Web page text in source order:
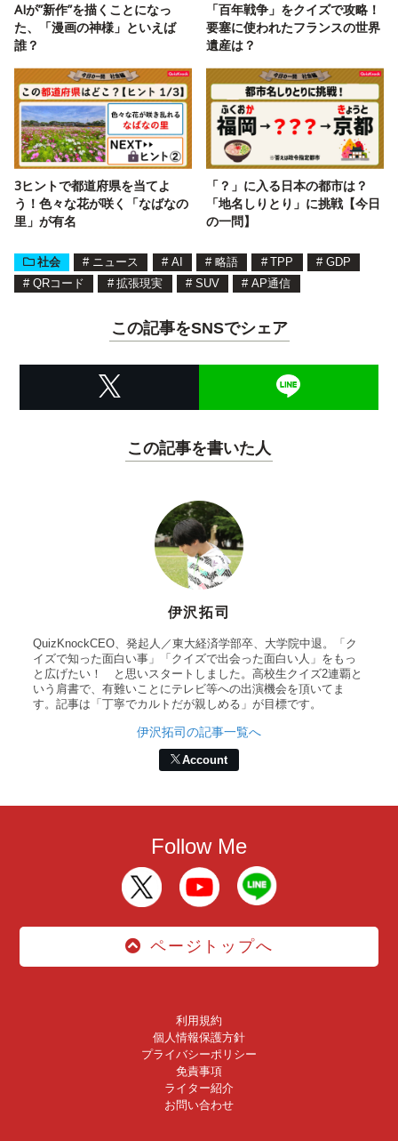
AIが”新作”を描くことになっ
た、「漫画の神様」といえば
誰？
「百年戦争」をクイズで攻略！
要塞に使われたフランスの世界
遺産は？
3ヒントで都道府県を当てよ
う！色々な花が咲く「なばなの
里」が有名
「？」に入る日本の都市は？
「地名しりとり」に挑戦【今日
の一問】
社会 # ニュース # AI # 略語 # TPP # GDP
# QRコード # 拡張現実 # SUV # AP通信
この記事をSNSでシェア
この記事を書いた人
伊沢拓司
QuizKnockCEO、発起人／東大経済学部卒、大学院中退。「ク
イズで知った面白い事」「クイズで出会った面白い人」をもっ
と広げたい！ と思いスタートしました。高校生クイズ2連覇と
いう肩書で、有難いことにテレビ等への出演機会を頂いてま
す。記事は「丁寧でカルトだが親しめる」が目標です。
伊沢拓司の記事一覧へ
Account
Follow Me
ページトップへ
利用規約
個人情報保護方針
プライバシーポリシー
免責事項
ライター紹介
お問い合わせ